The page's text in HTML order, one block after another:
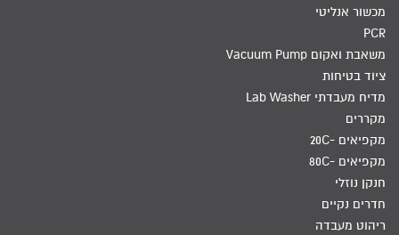
מכשור אנליטי
PCR
משאבת ואקום Vacuum Pump
ציוד בטיחות
מדיח מעבדתי Lab Washer
מקררים
מקפיאים -20C
מקפיאים -80C
חנקן נוזלי
חדרים נקיים
ריהוט מעבדה